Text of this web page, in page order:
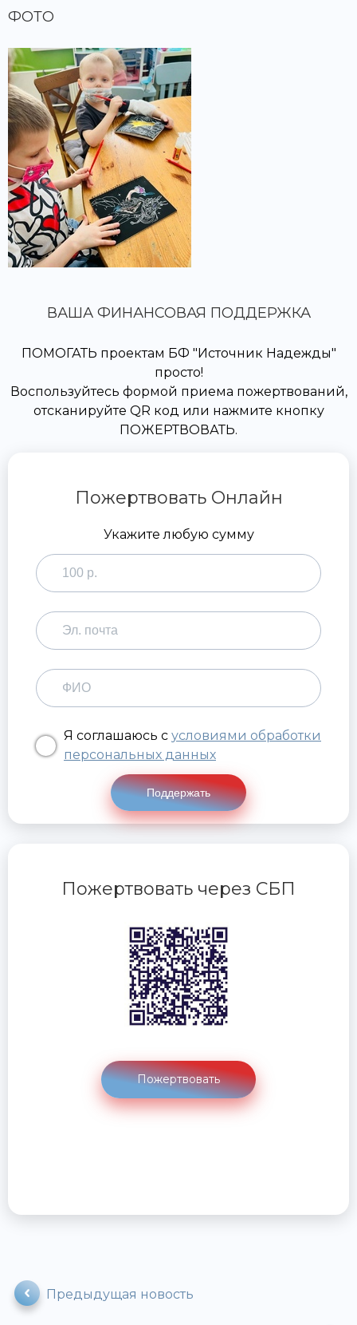
ФОТО
ВАША ФИНАНСОВАЯ ПОДДЕРЖКА
ПОМОГАТЬ проектам БФ "Источник Надежды"
просто!
Воспользуйтесь формой приема пожертвований,
отсканируйте QR код или нажмите кнопку
ПОЖЕРТВОВАТЬ.
Пожертвовать Онлайн
Укажите любую сумму
Я соглашаюсь с условиями обработки
персональных данных
Поддержать
Пожертвовать через СБП
Пожертвовать
Предыдущая новость